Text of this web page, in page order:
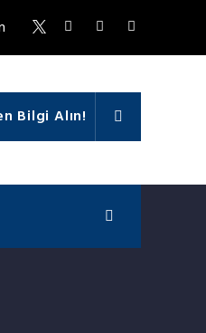
Bilgi Alın!